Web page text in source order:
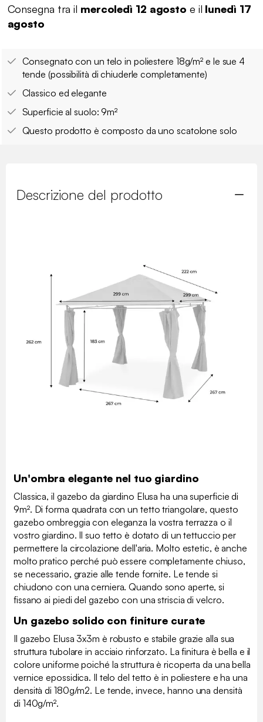
Consegna tra il mercoledì 12 agosto e il lunedì 17
agosto
Consegnato con un telo in poliestere 18g/m² e le sue 4
tende (possibilità di chiuderle completamente)
Classico ed elegante
Superficie al suolo: 9m²
Questo prodotto è composto da uno scatolone solo
Descrizione del prodotto
Un'ombra elegante nel tuo giardino
Classica, il gazebo da giardino Elusa ha una superficie di
9m². Di forma quadrata con un tetto triangolare, questo
gazebo ombreggia con eleganza la vostra terrazza o il
vostro giardino. Il suo tetto è dotato di un tettuccio per
permettere la circolazione dell'aria. Molto estetic, è anche
molto pratico perché può essere completamente chiuso,
se necessario, grazie alle tende fornite. Le tende si
chiudono con una cerniera. Quando sono aperte, si
fissano ai piedi del gazebo con una striscia di velcro.
Un gazebo solido con finiture curate
Il gazebo Elusa 3x3m è robusto e stabile grazie alla sua
struttura tubolare in acciaio rinforzato. La finitura è bella e il
colore uniforme poiché la struttura è ricoperta da una bella
vernice epossidica. Il telo del tetto è in poliestere e ha una
densità di 180g/m2. Le tende, invece, hanno una densità
di 140g/m².